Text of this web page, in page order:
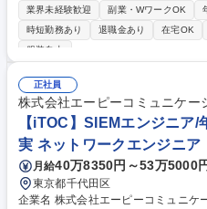
ひとつ。金融/決済分野の社会インフ
発を担う当部のリーダーとして、そ
ンです。 【主な業務内容】※ご経験やご希望に応じて以下の中からお任せ
ステムの要件定義・セキュリティ設
(Splunk、Exabeam 等)、SOAR、
キュリティ運用の高度化 ◆脆弱性情
SIEMルールチューニング ◆セキュ
導入 募集職種 【セキュリティエンジニア/メンバー】金融/決済分野のサイ
バーセキュリティ設計
業界未経験歓迎 副業・WワークOK
時短勤務あり
退職金あり 在宅OK
服装自由
正社員
株式会社エーピーコミュニケー
【iTOC】SIEMエンジニア
実 ネットワークエンジニア
月給40万8350円～53万5000
東京都千代田区
企業名 株式会社エーピーコミュニケーションズ 求人名